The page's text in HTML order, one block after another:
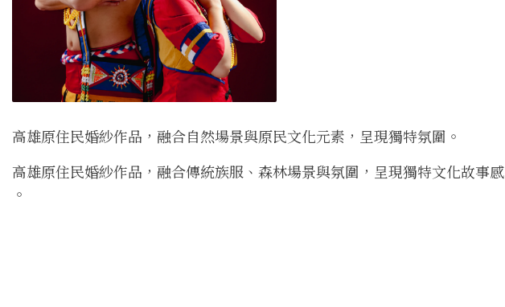
高雄原住民婚紗作品，融合自然場景與原民文化元素，呈現獨特氛圍。
高雄原住民婚紗作品，融合傳統族服、森林場景與氛圍，呈現獨特文化故事感
。